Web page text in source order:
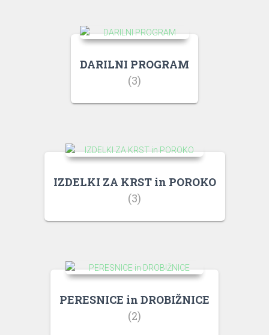
DARILNI PROGRAM
(3)
IZDELKI ZA KRST in POROKO
(3)
PERESNICE in DROBIŽNICE
(2)